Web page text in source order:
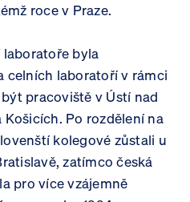
roce v Praze.
byla
celních laboratoří v rámci
pracoviště v Ústí nad
Košicích. Po rozdělení na
kolegové zůstali u
zatímco česká
pro více vzájemně